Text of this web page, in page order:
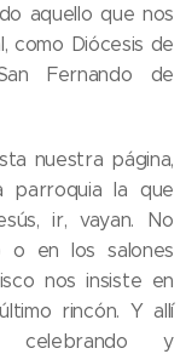
aquello que nos
como Diócesis de
Fernando de
nuestra página,
parroquia la que
ir, vayan. No
o en los salones
nos insiste en
rincón. Y allí
celebrando y